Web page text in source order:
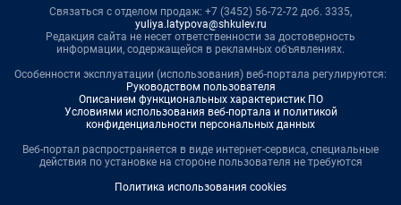
Связаться с отделом продаж: +7 (3452) 56-72-72 доб. 3335,
yuliya.latypova@shkulev.ru
Редакция сайта не несет ответственности за достоверность
информации, содержащейся в рекламных объявлениях.
Особенности эксплуатации (использования) веб-портала регулируются:
Руководством пользователя
Описанием функциональных характеристик ПО
Условиями использования веб-портала и политикой
конфиденциальности персональных данных
Веб-портал распространяется в виде интернет-сервиса, специальные
действия по установке на стороне пользователя не требуются
Политика использования cookies